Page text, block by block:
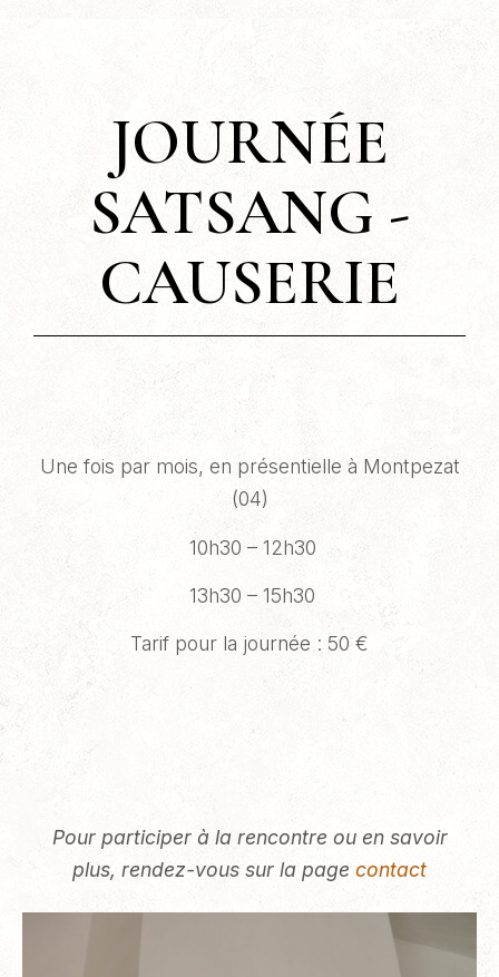
JOURNÉE
SATSANG -
CAUSERIE
Une fois par mois, en présentielle à Montpezat
(04)
10h30 – 12h30
13h30 – 15h30
Tarif pour la journée : 50 €
Pour participer à la rencontre ou en savoir
plus, rendez-vous sur la page contact